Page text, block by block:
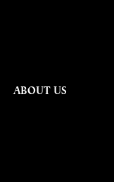
ABOUT US